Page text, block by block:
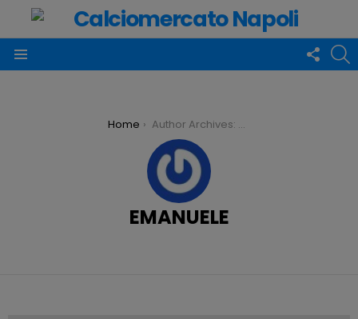
US
Home Author Archives: Emanuele
EMANUELE